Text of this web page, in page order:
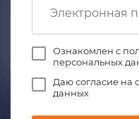
Ознакомлен с
персональных
Даюсогласие на
данных